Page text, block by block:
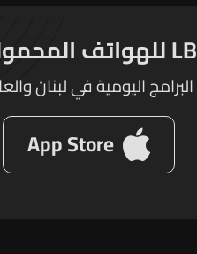
اليومية في لبنان
App Store